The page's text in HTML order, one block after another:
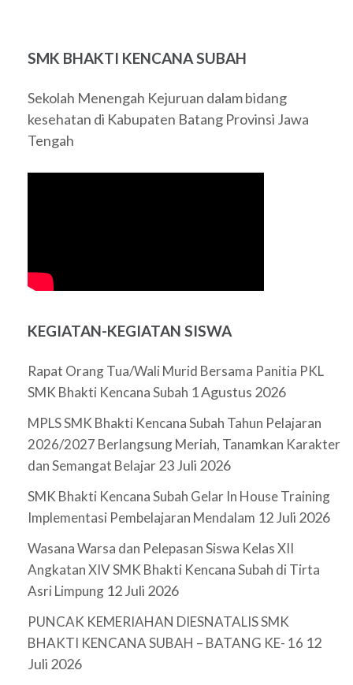
SMK BHAKTI KENCANA SUBAH
Sekolah Menengah Kejuruan dalam bidang
kesehatan di Kabupaten Batang Provinsi Jawa
Tengah
KEGIATAN-KEGIATAN SISWA
Rapat Orang Tua/Wali Murid Bersama Panitia PKL
SMK Bhakti Kencana Subah 1 Agustus 2026
MPLS SMK Bhakti Kencana Subah Tahun Pelajaran
2026/2027 Berlangsung Meriah, Tanamkan Karakter
dan Semangat Belajar23 Juli 2026
SMK Bhakti Kencana Subah Gelar In House Training
Implementasi Pembelajaran Mendalam 12 Juli 2026
Wasana Warsa dan Pelepasan Siswa Kelas XII
Angkatan XIV SMK Bhakti Kencana Subah di Tirta
Asri Limpung 12 Juli 2026
PUNCAK KEMERIAHAN DIESNATALIS SMK
BHAKTI KENCANA SUBAH – BATANG KE- 16 12
Juli 2026